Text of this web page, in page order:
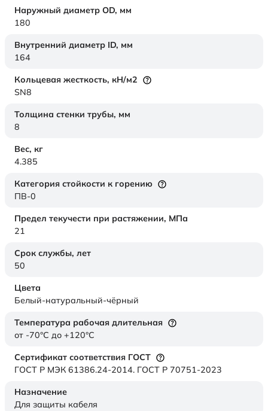
Наружный диаметр OD, мм
180
Внутренний диаметр ID, мм
164
Кольцевая жесткость, кН/м2
SN8
Толщина стенки трубы, мм
8
Вес, кг
4.385
Категория стойкости к горению
ПВ-0
Предел текучести при растяжении, МПа
21
Срок службы, лет
50
Цвета
Белый-натуральный-чёрный
Температура рабочая длительная
от -70°C до +120°C
Сертификат соответствия ГОСТ
ГОСТ Р МЭК 61386.24-2014. ГОСТ Р 70751-2023
Назначение
Для защиты кабеля